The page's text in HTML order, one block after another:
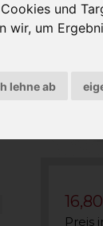
und
wir, um
lehne ab
Preis